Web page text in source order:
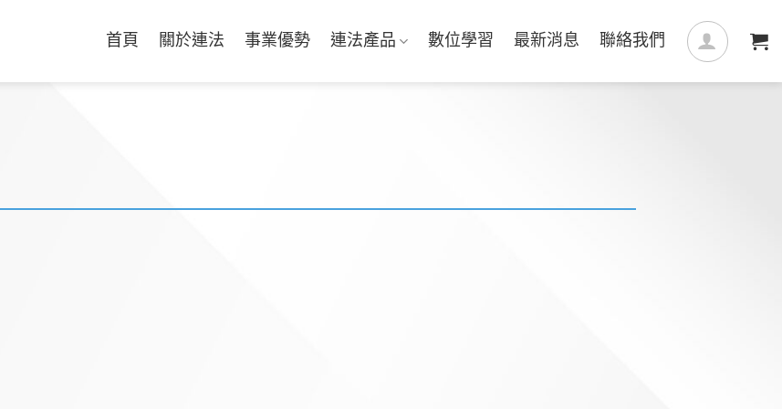
首頁 關於連法 事業優勢 連法產品 數位學習 最新消息 聯絡我們